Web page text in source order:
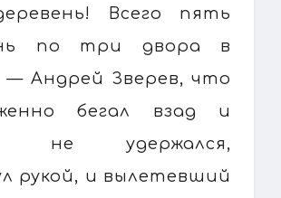
Всего пять
по три двора в
— Андрей Зверев, что
бегал взад и
не удержался,
рукой, и вылетевший